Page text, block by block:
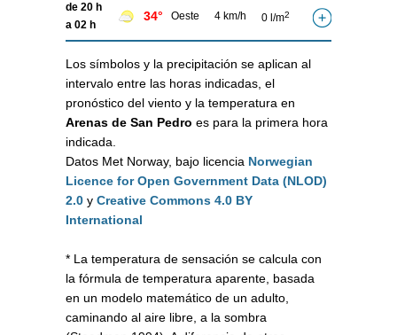
de 20 h
a 02 h
34° Oeste 4 km/h 0 l/m2
Los símbolos y la precipitación se aplican al
intervalo entre las horas indicadas, el
pronóstico del viento y la temperatura en
Arenas de San Pedro es para la primera hora
indicada.
Datos Met Norway, bajo licencia Norwegian
Licence for Open Government Data (NLOD)
2.0 y Creative Commons 4.0 BY
International
* La temperatura de sensación se calcula con
la fórmula de temperatura aparente, basada
en un modelo matemático de un adulto,
caminando al aire libre, a la sombra